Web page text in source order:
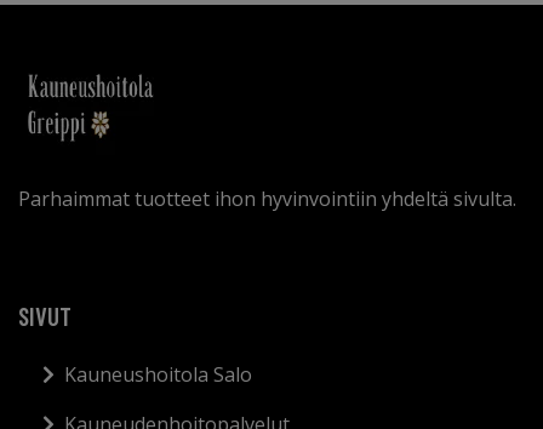
Parhaimmat tuotteet ihon hyvinvointiin yhdeltä sivulta.
SIVUT
Kauneushoitola Salo